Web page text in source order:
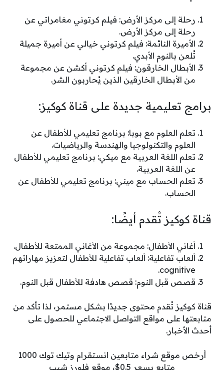
رحلة إلى مركز الأرض: فيلم كرتوني مغامراتي عن
رحلة إلى مركز الأرض.
الأميرة النائمة: فيلم كرتوني خيالي عن أميرة جميلة
تُلعن بالنوم الأبدي.
الأبطال الخارقون: فيلم كرتوني أكشن عن مجموعة
من الأبطال الخارقين الذين يُحاربون الشر.
برامج تعليمية جديدة على قناة كوكيز:
تعلم العلوم مع بوبا: برنامج تعليمي للأطفال عن
العلوم والتكنولوجيا والهندسة والرياضيات.
تعلم اللغة العربية مع ميكي: برنامج تعليمي للأطفال
عن اللغة العربية.
تعلم الحساب مع ميني: برنامج تعليمي للأطفال عن
الحساب.
قناة كوكيز تُقدم أيضًا:
أغاني الأطفال: مجموعة من الأغاني الممتعة للأطفال.
ألعاب تفاعلية: ألعاب تفاعلية للأطفال لتعزيز مهاراتهم
cognitive.
قصص قبل النوم: قصص هادفة للأطفال قبل النوم.
قناة كوكيز تُقدم محتوى جديدًا بشكل مستمر، لذا تأكد من
متابعتها على مواقع التواصل الاجتماعي للحصول على
أحدث الأخبار.
أرخص موقع شراء متابعين انستقرام وتيك توك 1000
متابع بسعر 0.5$، موقع فلورز شيب